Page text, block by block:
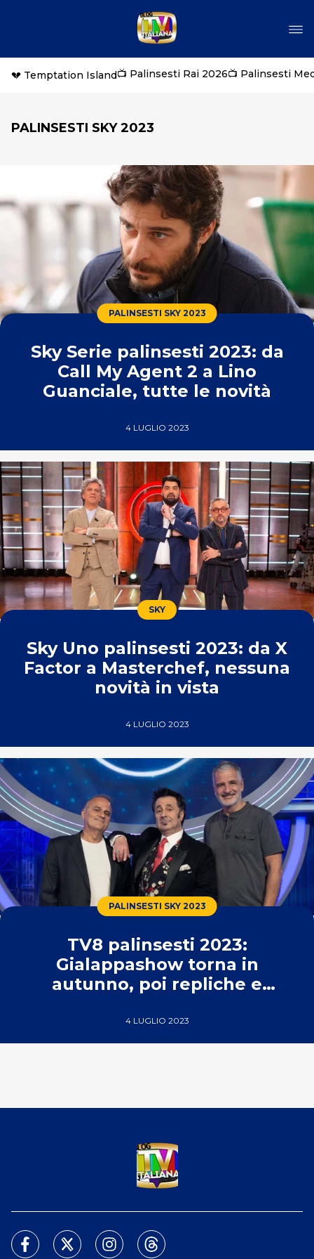
💔 Temptation Island📺 Palinsesti Rai 2026📺 Palinsesti
PALINSESTI SKY 2023
PALINSESTI SKY 2023
Sky Serie palinsesti 2023: da
Call My Agent 2 a Lino
Guanciale, tutte le novità
4 LUGLIO 2023
SKY
Sky Uno palinsesti 2023: da X
Factor a Masterchef, nessuna
novità in vista
4 LUGLIO 2023
PALINSESTI SKY 2023
TV8 palinsesti 2023:
Gialappashow torna in
autunno, poi repliche e
4 LUGLIO 2023